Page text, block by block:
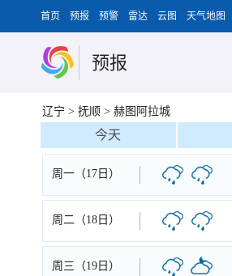
首页 预报 预警 雷达 云图 天气地图
预报
辽宁 > 抚顺 > 赫图阿拉城
今天
周一（17日）
周二（18日）
周三（19日）